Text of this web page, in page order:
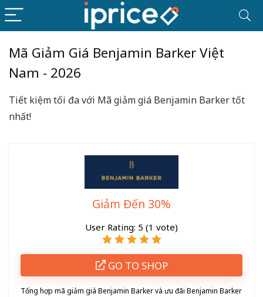
Mã Giảm Giá Benjamin Barker Việt
Nam - 2026
Tiết kiệm tối đa với Mã giảm giá Benjamin Barker tốt
nhất!
Giảm Đến 30%
User Rating: 5 (1 vote)
GO TO SHOP
Tổng hợp mã giảm giá Benjamin Barker và ưu đãi Benjamin Barker